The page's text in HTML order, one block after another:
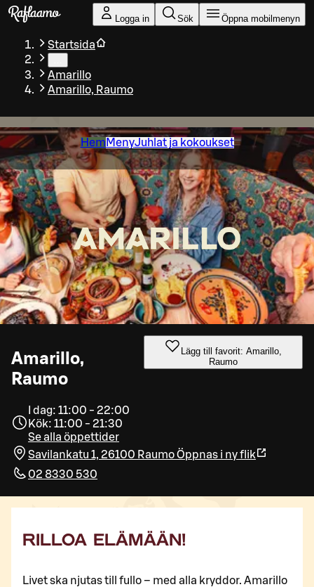
Gå till huvudinnehållet
Logga in Sök Öppna mobilmenyn
Startsida
Amarillo
Amarillo, Raumo
Hem MenyJuhlat ja kokoukset
Amarillo,
Raumo
Lägg till favorit: Amarillo,
Raumo
I dag: 11:00 - 22:00
Kök: 11:00 - 21:30
Se alla öppettider
Savilankatu 1, 26100 RaumoÖppnas i ny flik
02 8330 530
RILLOA ELÄMÄÄN!
Livet ska njutas till fullo – med alla kryddor. Amarillo